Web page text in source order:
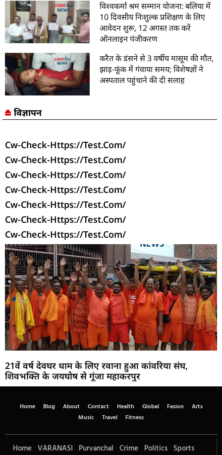
विश्वकर्मा श्रम सम्मान योजना: बलिया में
10 दिवसीय निःशुल्क प्रशिक्षण के लिए
आवेदन शुरू, 12 अगस्त तक करें
ऑनलाइन पंजीकरण
करैत के डंसने से 3 वर्षीय मासूम की मौत,
झाड़-फूंक में गंवाया समय; विशेषज्ञों ने
अस्पताल पहुंचाने की दी सलाह
विज्ञापन
Cw-Check-Https://test.com/
Cw-Check-Https://test.com/
Cw-Check-Https://test.com/
Cw-Check-Https://test.com/
Cw-Check-Https://test.com/
Cw-Check-Https://test.com/
Cw-Check-Https://test.com/
21वें वर्ष देवघर धाम के लिए रवाना हुआ कांवरिया संघ,
शिवभक्ति के जयघोष से गूंजा महाकरपुर
Home Blog About Contact Health Global Fasion
Arts
Music
Travel Fitness
Home VARANASI Purvanchal Crime Politics Sports